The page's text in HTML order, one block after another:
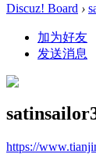
Discuz! Board ›
加为好友
发送消息
https://